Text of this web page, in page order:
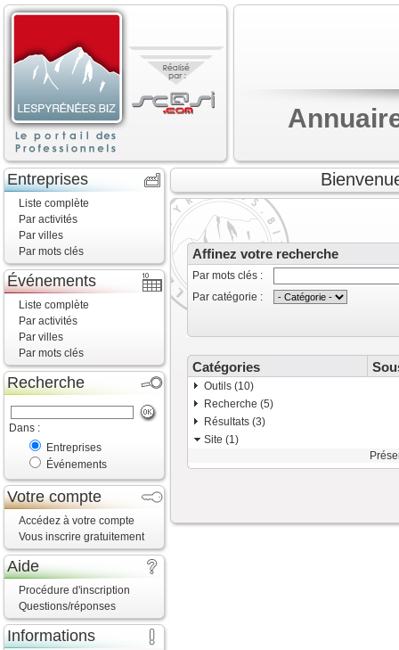
Entreprises
Liste complète
Par activités
Par villes
Par mots clés
Événements
Liste complète
Par activités
Par villes
Par mots clés
Recherche
Dans :
Entreprises
Événements
Votre compte
Accédez à votre compte
Vous inscrire gratuitement
Aide
Procédure d'inscription
Questions/réponses
Informations
Affinez votre recherche
Par mots clés :
Par catégorie :
Catégories
Outils (10)
Recherche (5)
Résultats (3)
Site (1)